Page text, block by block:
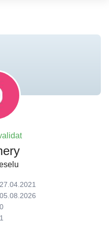
27.04.2021
05.08.2026
0
1